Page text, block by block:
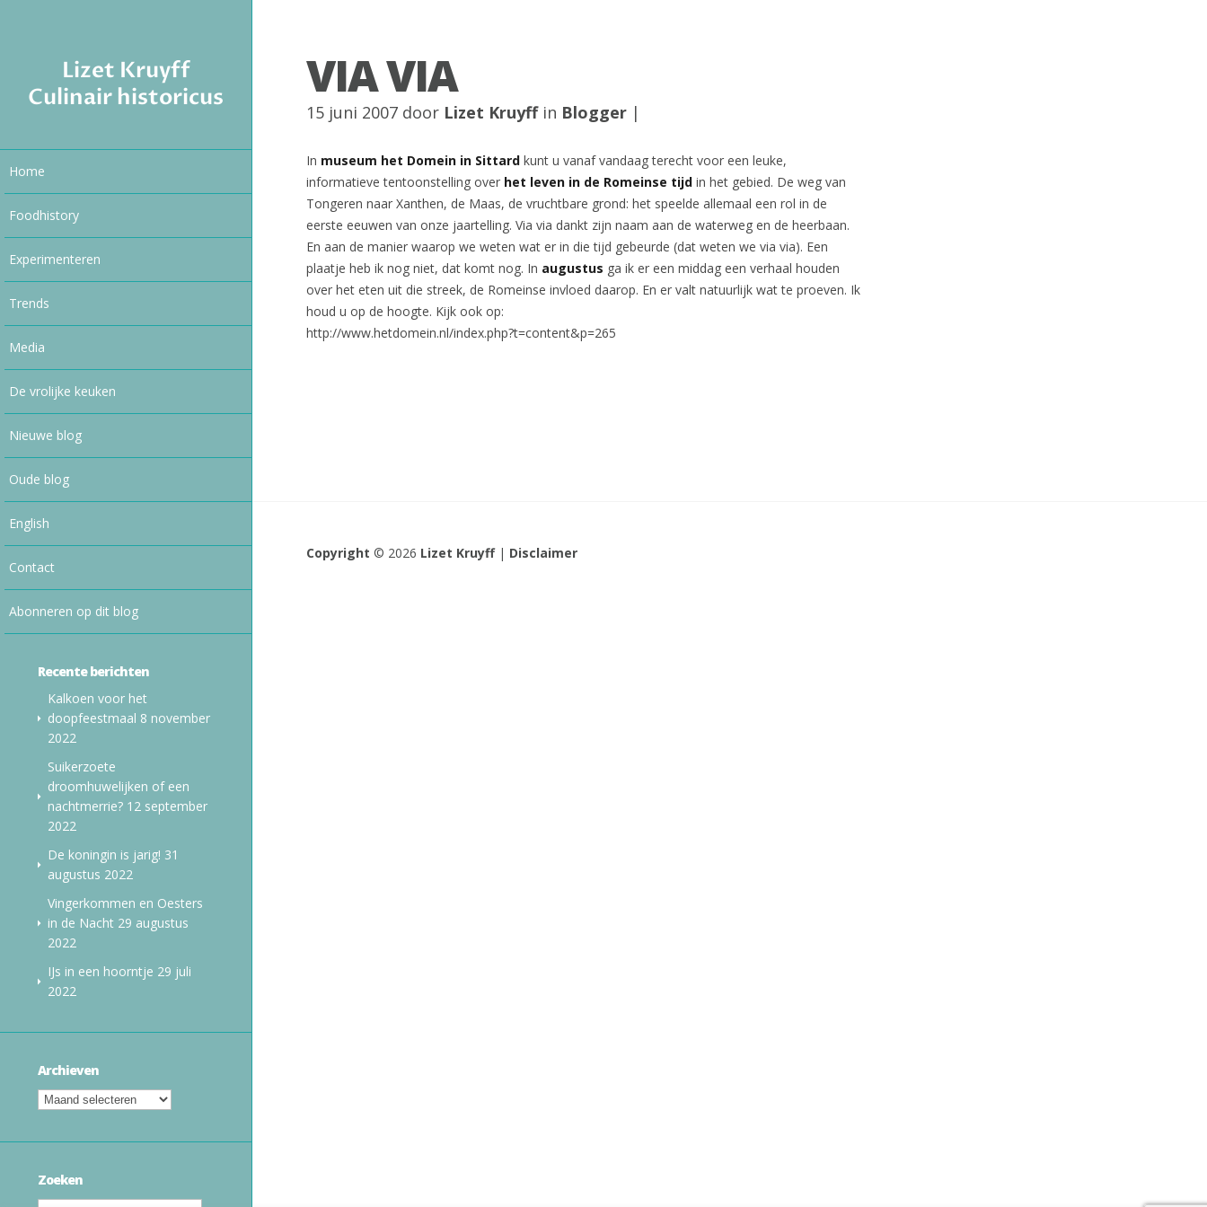
Lizet Kruyff
Culinair historicus
Home
Foodhistory
Experimenteren
Trends
Media
De vrolijke keuken
Nieuwe blog
Oude blog
English
Contact
Abonneren op dit blog
Recente berichten
Kalkoen voor het
doopfeestmaal 8 november
2022
Suikerzoete
droomhuwelijken of een
nachtmerrie? 12 september
2022
De koningin is jarig! 31
augustus 2022
Vingerkommen en Oesters
in de Nacht 29 augustus
2022
IJs in een hoorntje 29 juli
2022
Archieven
Zoeken
VIA VIA
15 juni 2007 door Lizet Kruyffin Blogger |
In museum het Domein in Sittard kunt u vanaf vandaag terecht voor een leuke,
informatieve tentoonstelling over het leven in de Romeinse tijd in het gebied. De weg van
Tongeren naar Xanthen, de Maas, de vruchtbare grond: het speelde allemaal een rol in de
eerste eeuwen van onze jaartelling. Via via dankt zijn naam aan de waterweg en de heerbaan.
En aan de manier waarop we weten wat er in die tijd gebeurde (dat weten we via via). Een
plaatje heb ik nog niet, dat komt nog. In augustus ga ik er een middag een verhaal houden
over het eten uit die streek, de Romeinse invloed daarop. En er valt natuurlijk wat te proeven. Ik
houd u op de hoogte. Kijk ook op:
http://www.hetdomein.nl/index.php?t=content&p=265
Copyright © 2026 Lizet Kruyff| Disclaimer